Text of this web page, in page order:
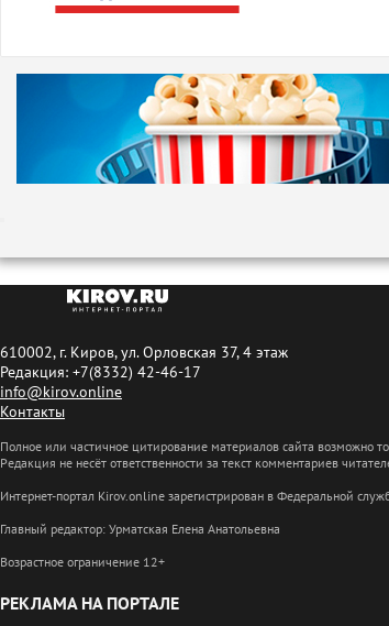
610002, г. Киров, ул. Орловская 37, 4 этаж
Редакция: +7(8332) 42-46-17
info@kirov.online
Контакты
Полное или частичное цитирование материалов сайта возможно
Редакция не несёт ответственности за текст комментариев
Интернет-портал Kirov.online зарегистрирован в Федеральной
Главный редактор: Урматская Елена Анатольевна
Возрастное ограничение 12+
РЕКЛАМА НА ПОРТАЛЕ